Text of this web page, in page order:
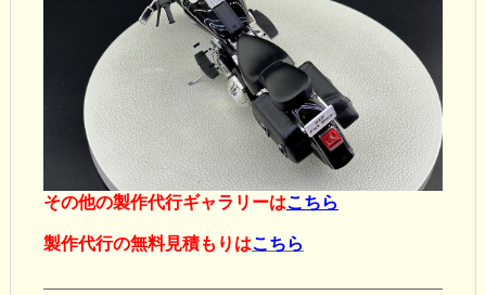
その他の製作代行ギャラリーはこちら
製作代行の無料見積もりはこちら